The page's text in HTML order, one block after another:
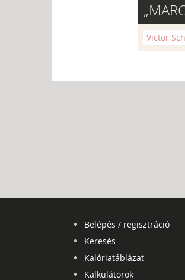
Victor
Belépés / regisztráció
Keresés
Kalóriatáblázat
Kalkulátorok